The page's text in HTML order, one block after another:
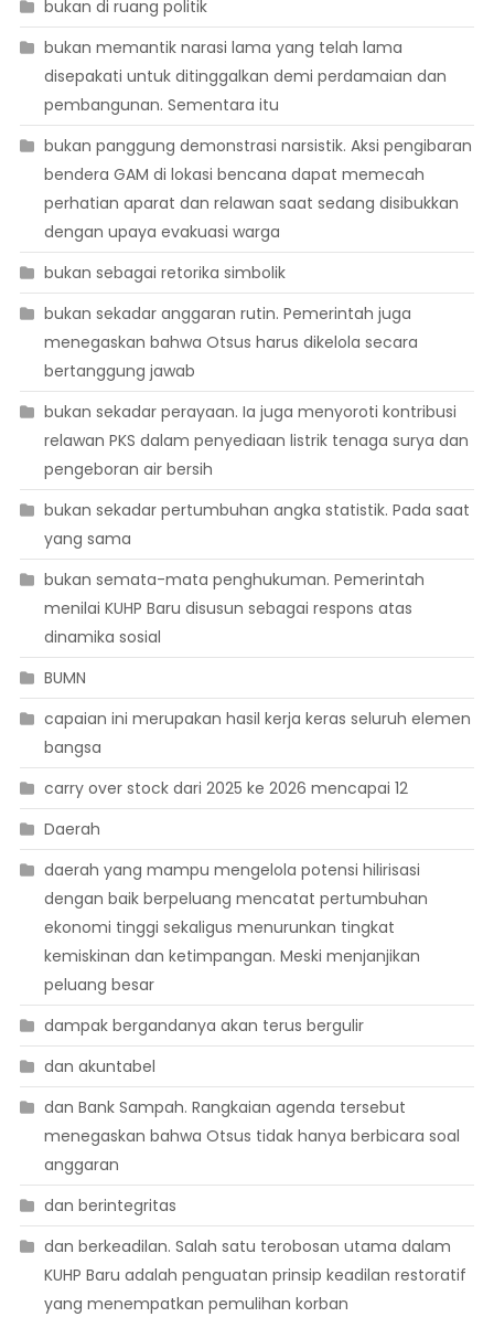
bukan di ruang politik
bukan memantik narasi lama yang telah lama
disepakati untuk ditinggalkan demi perdamaian dan
pembangunan. Sementara itu
bukan panggung demonstrasi narsistik. Aksi pengibaran
bendera GAM di lokasi bencana dapat memecah
perhatian aparat dan relawan saat sedang disibukkan
dengan upaya evakuasi warga
bukan sebagai retorika simbolik
bukan sekadar anggaran rutin. Pemerintah juga
menegaskan bahwa Otsus harus dikelola secara
bertanggung jawab
bukan sekadar perayaan. Ia juga menyoroti kontribusi
relawan PKS dalam penyediaan listrik tenaga surya dan
pengeboran air bersih
bukan sekadar pertumbuhan angka statistik. Pada saat
yang sama
bukan semata-mata penghukuman. Pemerintah
menilai KUHP Baru disusun sebagai respons atas
dinamika sosial
BUMN
capaian ini merupakan hasil kerja keras seluruh elemen
bangsa
carry over stock dari 2025 ke 2026 mencapai 12
Daerah
daerah yang mampu mengelola potensi hilirisasi
dengan baik berpeluang mencatat pertumbuhan
ekonomi tinggi sekaligus menurunkan tingkat
kemiskinan dan ketimpangan. Meski menjanjikan
peluang besar
dampak bergandanya akan terus bergulir
dan akuntabel
dan Bank Sampah. Rangkaian agenda tersebut
menegaskan bahwa Otsus tidak hanya berbicara soal
anggaran
dan berintegritas
dan berkeadilan. Salah satu terobosan utama dalam
KUHP Baru adalah penguatan prinsip keadilan restoratif
yang menempatkan pemulihan korban